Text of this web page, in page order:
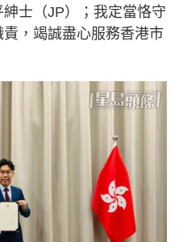
士（JP）；我定當恪守
，竭誠盡心服務香港市